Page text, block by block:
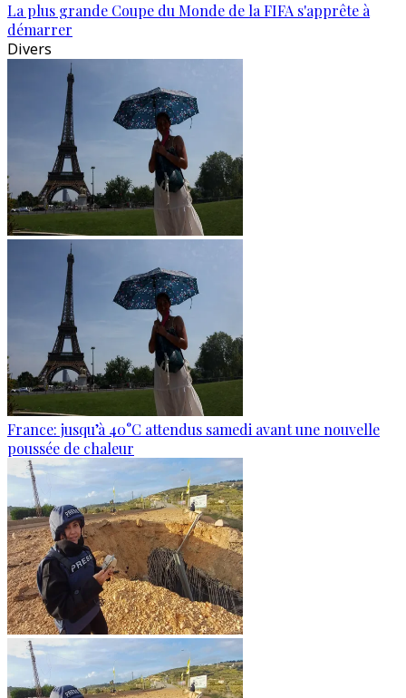
La plus grande Coupe du Monde de la FIFA s'apprête à
démarrer
Divers
France: jusqu’à 40°C attendus samedi avant une nouvelle
poussée de chaleur